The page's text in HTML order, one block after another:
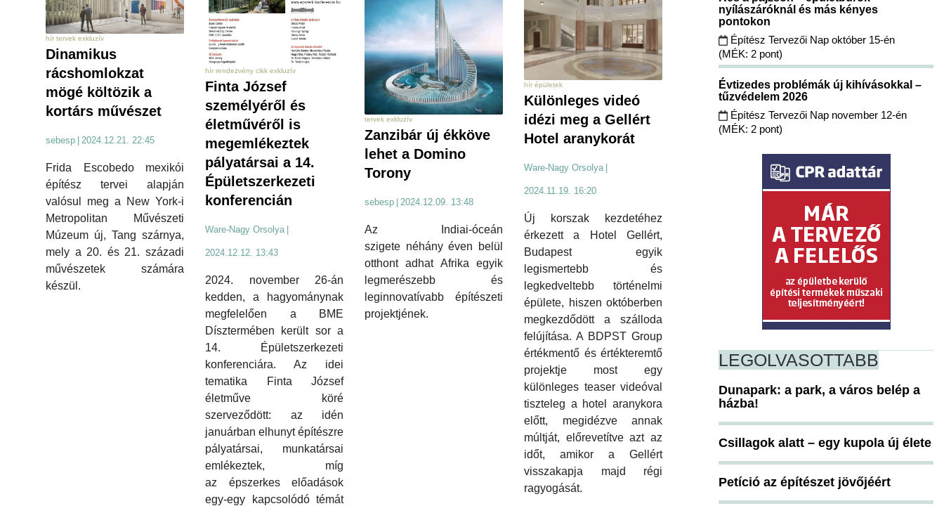
hír tervek exkluzív
Dinamikus
rácshomlokzat
mögé költözik a
kortárs művészet
sebesp 2024.12.21. 22:45
Frida Escobedo mexikói
építész tervei alapján
valósul meg a New York-i
Metropolitan Művészeti
Múzeum új, Tang szárnya,
mely a 20. és 21. századi
művészetek számára
készül.
hír rendezvény cikk exkluzív
Finta József
személyéről és
életművéről is
megemlékeztek
pályatársai a 14.
Épületszerkezeti
konferencián
Ware-Nagy Orsolya
2024.12.12. 13:43
2024. november 26-án
kedden, a hagyománynak
megfelelően a BME
Dísztermében került sor a
14. Épületszerkezeti
konferenciára. Az idei
tematika Finta József
életműve köré
szerveződött: az idén
januárban elhunyt építészre
pályatársai, munkatársai
emlékeztek, míg
az épszerkes előadások
egy-egy kapcsolódó témát
tervek exkluzív
Zanzibár új ékköve
lehet a Domino
Torony
sebesp 2024.12.09. 13:48
Az Indiai-óceán
szigete néhány éven belül
otthont adhat Afrika egyik
legmerészebb és
leginnovatívabb építészeti
projektjének.
hír épületek
Különleges videó
idézi meg a Gellért
Hotel aranykorát
Ware-Nagy Orsolya
2024.11.19. 16:20
Új korszak kezdetéhez
érkezett a Hotel Gellért,
Budapest egyik
legismertebb és
legkedveltebb történelmi
épülete, hiszen októberben
megkezdődött a szálloda
felújítása. A BDPST Group
értékmentő és értékteremtő
projektje most egy
különleges teaser videóval
tiszteleg a hotel aranykora
előtt, megidézve annak
múltját, előrevetítve azt az
időt, amikor a Gellért
visszakapja majd régi
ragyogását.
nyílászáróknál és más kényes
pontokon
Építész Tervezői Nap október 15-én
(MÉK: 2 pont)
Évtizedes problémák új kihívásokkal –
tűzvédelem 2026
Építész Tervezői Nap november 12-én
(MÉK: 2 pont)
LEGOLVASOTTABB
Dunapark: a park, a város belép a
házba!
Csillagok alatt – egy kupola új élete
Petíció az építészet jövőjéért